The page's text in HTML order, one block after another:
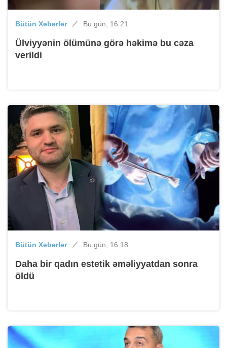
Bütün Xəbərlər Bu gün, 16:21
Ülviyyənin ölümünə görə həkimə bu cəza
verildi
Bütün Xəbərlər Bu gün, 16:18
Daha bir qadın estetik əməliyyatdan sonra
öldü